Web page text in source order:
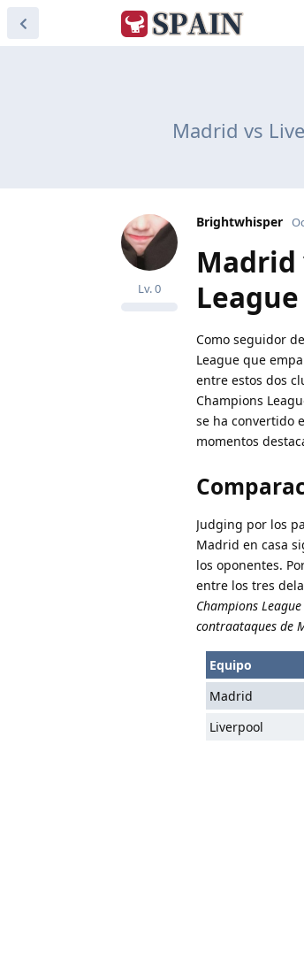
Madrid vs
Brightwhisper
Lv.0
Madrid
Como seguidor
League que
entre estos dos
Champions
se ha convertido
momentos
Judging por los
Madrid en casa
los oponentes.
entre los tres
Champions
contraataques de
Equipo
Madrid
Liverpool